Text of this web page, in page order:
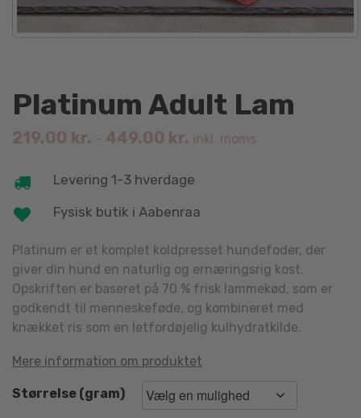
Platinum Adult Lam
219.00 kr. – 449.00 kr. inkl. moms
Levering 1-3 hverdage
Fysisk butik i Aabenraa
Platinum er et komplet koldpresset hundefoder, der
giver din hund en naturlig og ernæringsrig kost.
Opskriften er baseret på 70 % frisk lammekød, som er
godkendt til menneskeføde, og kombineret med
knækket ris som en letfordøjelig kulhydratkilde.
Mere information om produktet
Størrelse (gram)